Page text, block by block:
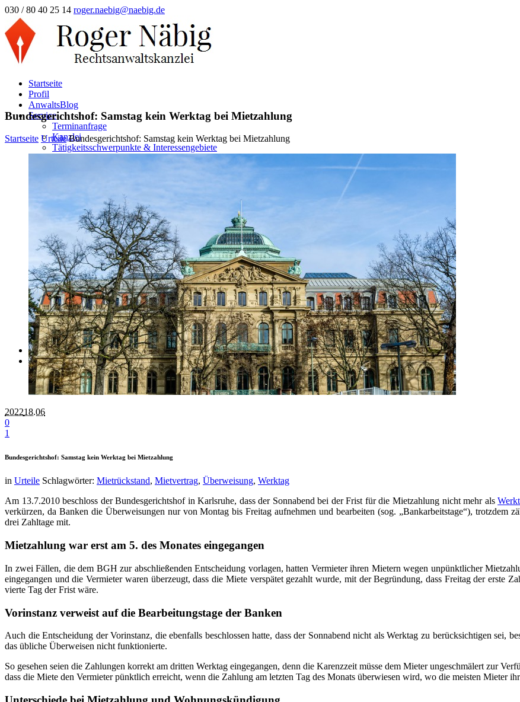
030 / 80 40 25 14 roger.naebig@naebig.de
Startseite
Profil
AnwaltsBlog
Service
Terminanfrage
Kanzlei
Tätigkeitsschwerpunkte & Interessengebiete
Vertragsrecht/Inkasso
Verkehrsstrafrecht/OWi
Unfallregulierung
Strafrecht/Steuerstrafrecht
Scheidung Online
Frage & Antwort
Ehescheidung
Bußgeld / Strafbefehl Einspruch online
Bußgeldbescheid
Strafbefehl
Unfallregulierung online
Unfallschaden
Personenschaden
Referenzen unserer Mandanten
Datenschutz
Impressum
Bundesgerichtshof: Samstag kein Werktag bei Mietzahlung
Startseite Urteile Bundesgerichtshof: Samstag kein Werktag bei Mietzahlung
202218.06
0
1
Bundesgerichtshof: Samstag kein Werktag bei Mietzahlung
in Urteile Schlagwörter: Mietrückstand, Mietvertrag, Überweisung, Werktag
Am 13.7.2010 beschloss der Bundesgerichtshof in Karlsruhe, dass der Sonnabend bei der Frist für die Mietzahlung nicht mehr als
verkürzen, da Banken die Überweisungen nur von Montag bis Freitag aufnehmen und bearbeiten (sog. „Bankarbeitstage“), trotzdem
drei Zahltage mit.
Mietzahlung war erst am 5. des Monates eingegangen
In zwei Fällen, die dem BGH zur abschließenden Entscheidung vorlagen, hatten Vermieter ihren Mietern wegen unpünktlicher
eingegangen und die Vermieter waren überzeugt, dass die Miete verspätet gezahlt wurde, mit der Begründung, dass Freitag der erste
vierte Tag der Frist wäre.
Vorinstanz verweist auf die Bearbeitungstage der Banken
Auch die Entscheidung der Vorinstanz, die ebenfalls beschlossen hatte, dass der Sonnabend nicht als Werktag zu berücksichtigen sei,
das übliche Überweisen nicht funktionierte.
So gesehen seien die Zahlungen korrekt am dritten Werktag eingegangen, denn die Karenzzeit müsse dem Mieter ungeschmälert zur
dass die Miete den Vermieter pünktlich erreicht, wenn die Zahlung am letzten Tag des Monats überwiesen wird, wo die meisten Mieter